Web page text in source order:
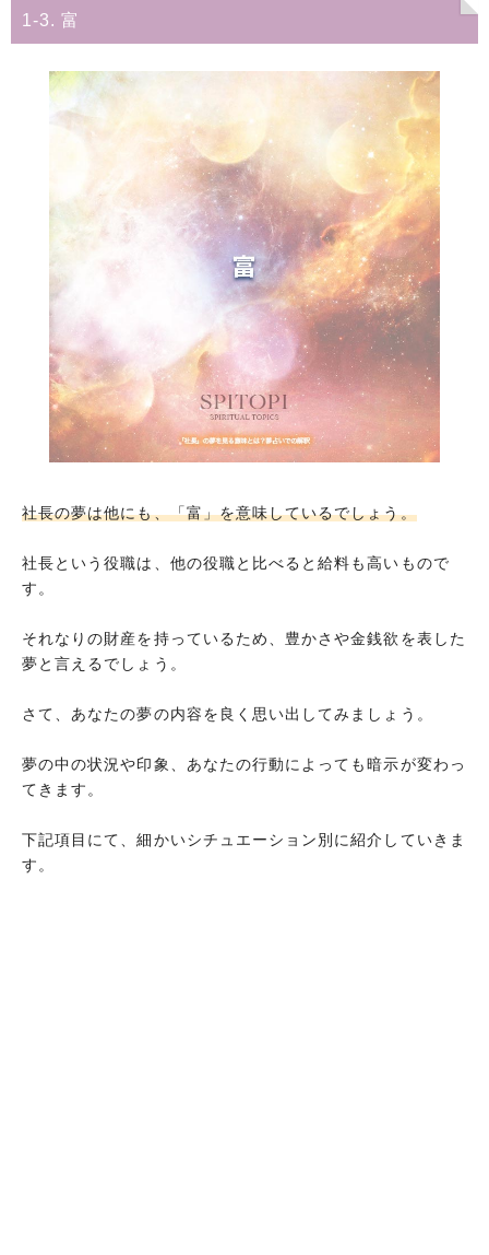
1-3. 富
社長の夢は他にも、「富」を意味しているでしょう。
社長という役職は、他の役職と比べると給料も高いもので
す。
それなりの財産を持っているため、豊かさや金銭欲を表した
夢と言えるでしょう。
さて、あなたの夢の内容を良く思い出してみましょう。
夢の中の状況や印象、あなたの行動によっても暗示が変わっ
てきます。
下記項目にて、細かいシチュエーション別に紹介していきま
す。